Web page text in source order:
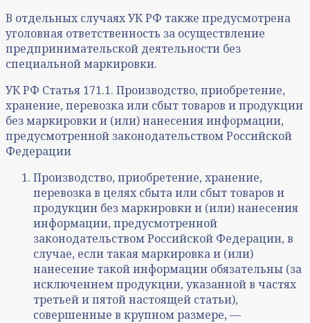
В отдельных случаях УК РФ также предусмотрена
уголовная ответственность за осуществление
предпринимательской деятельности без
специальной маркировки.
УК РФ Статья 171.1. Производство, приобретение,
хранение, перевозка или сбыт товаров и продукции
без маркировки и (или) нанесения информации,
предусмотренной законодательством Российской
Федерации
Производство, приобретение, хранение,
перевозка в целях сбыта или сбыт товаров и
продукции без маркировки и (или) нанесения
информации, предусмотренной
законодательством Российской Федерации, в
случае, если такая маркировка и (или)
нанесение такой информации обязательны (за
исключением продукции, указанной в частях
третьей и пятой настоящей статьи),
совершенные в крупном размере, —